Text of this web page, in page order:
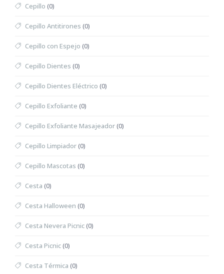
Cepillo (0)
Cepillo Antitirones (0)
Cepillo con Espejo (0)
Cepillo Dientes (0)
Cepillo Dientes Eléctrico (0)
Cepillo Exfoliante (0)
Cepillo Exfoliante Masajeador(0)
Cepillo Limpiador(0)
Cepillo Mascotas (0)
Cesta (0)
Cesta Halloween (0)
Cesta Nevera Picnic(0)
Cesta Picnic(0)
Cesta Térmica (0)